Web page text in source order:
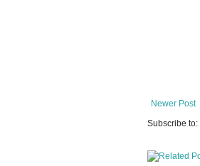
Newer Post
Subscribe to: